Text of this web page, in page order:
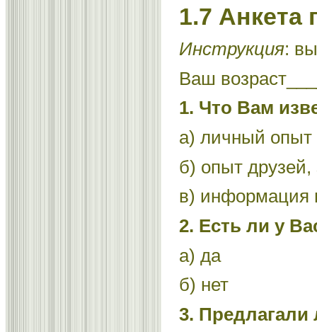
1.7
Инструкция:
Ваш
1. Что Вам
а) личный опыт
б) опыт
в)
2. Есть ли у
а) да
б) нет
3. Предлагали